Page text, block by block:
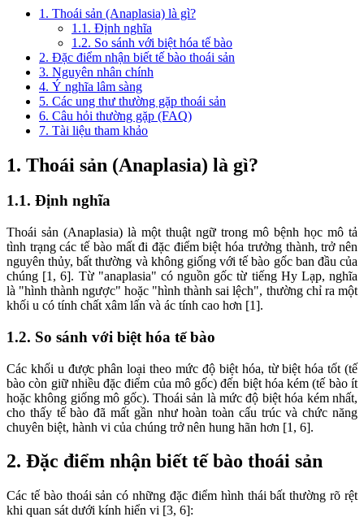
1. Thoái sản (Anaplasia) là gì?
1.1. Định nghĩa
1.2. So sánh với biệt hóa tế bào
2. Đặc điểm nhận biết tế bào thoái sản
3. Nguyên nhân chính
4. Ý nghĩa lâm sàng
5. Các ung thư thường gặp thoái sản
6. Câu hỏi thường gặp (FAQ)
7. Tài liệu tham khảo
1. Thoái sản (Anaplasia) là gì?
1.1. Định nghĩa
Thoái sản (Anaplasia) là một thuật ngữ trong mô bệnh học mô tả
tình trạng các tế bào mất đi đặc điểm biệt hóa trưởng thành, trở nên
nguyên thủy, bất thường và không giống với tế bào gốc ban đầu của
chúng [1, 6]. Từ "anaplasia" có nguồn gốc từ tiếng Hy Lạp, nghĩa
là "hình thành ngược" hoặc "hình thành sai lệch", thường chỉ ra một
khối u có tính chất xâm lấn và ác tính cao hơn [1].
1.2. So sánh với biệt hóa tế bào
Các khối u được phân loại theo mức độ biệt hóa, từ biệt hóa tốt (tế
bào còn giữ nhiều đặc điểm của mô gốc) đến biệt hóa kém (tế bào ít
hoặc không giống mô gốc). Thoái sản là mức độ biệt hóa kém nhất,
cho thấy tế bào đã mất gần như hoàn toàn cấu trúc và chức năng
chuyên biệt, hành vi của chúng trở nên hung hãn hơn [1, 6].
2. Đặc điểm nhận biết tế bào thoái sản
Các tế bào thoái sản có những đặc điểm hình thái bất thường rõ rệt
khi quan sát dưới kính hiển vi [3, 6]: